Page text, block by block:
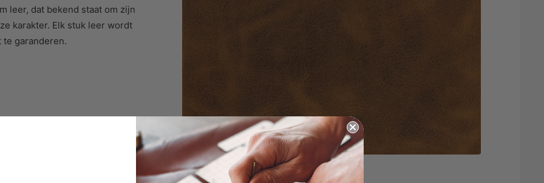
leer, dat bekend staat om zijn
karakter. Elk stuk leer wordt
garanderen.